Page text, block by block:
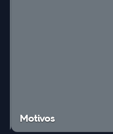
Motivos